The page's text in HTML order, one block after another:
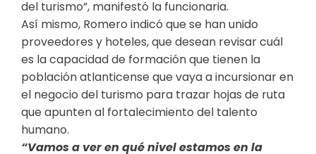
del turismo”, manifestó la funcionaria.
Así mismo, Romero indicó que se han unido
proveedores y hoteles, que desean revisar cuál
es la capacidad de formación que tienen la
población atlanticense que vaya a incursionar en
el negocio del turismo para trazar hojas de ruta
que apunten al fortalecimiento del talento
humano.
“Vamos a ver en qué nivel estamos en la